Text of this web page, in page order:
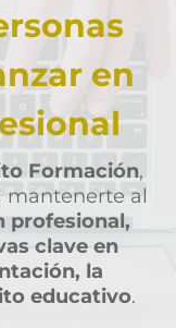
en
Formación,
mantenerte al
profesional,
clave en
la
educativo.